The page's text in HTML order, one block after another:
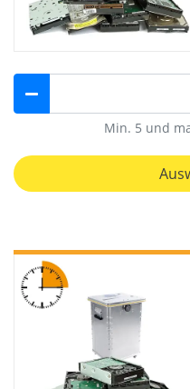
Min. 5 und